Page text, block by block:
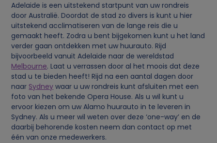
Adelaide is een uitstekend startpunt van uw rondreis
door Australië. Doordat de stad zo divers is kunt u hier
uitstekend acclimatiseren van de lange reis die u
gemaakt heeft. Zodra u bent bijgekomen kunt u het land
verder gaan ontdekken met uw huurauto. Rijd
bijvoorbeeld vanuit Adelaide naar de wereldstad
Melbourne. Laat u verrassen door al het moois dat deze
stad u te bieden heeft! Rijd na een aantal dagen door
naar Sydney waar u uw rondreis kunt afsluiten met een
foto van het bekende Opera House. Als u wil kunt u
ervoor kiezen om uw Alamo huurauto in te leveren in
Sydney. Als u meer wil weten over deze ‘one-way’ en de
daarbij behorende kosten neem dan contact op met
één van onze medewerkers.